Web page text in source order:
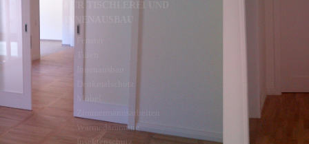
Möbel
Zimmermannsarbeiten
Wärmedämmung
Insektenschutz